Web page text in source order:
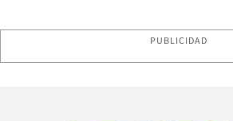
PUBLICIDAD